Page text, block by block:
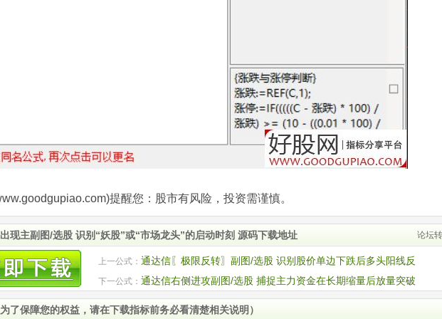
提醒您：股市有风险，投资需谨慎。
现主副图/选股 识别“妖股”或“市场龙头”的启动时刻 源码下载地址 论坛
上一公式： 通达信〖极限反转〗副图/选股 识别股价单边下跌后多头阳线反
击 源码
下一公式： 通达信右侧进攻副图/选股 捕捉主力资金在长期缩量后放量突破
启动 源码
了保障您的权益，请在下载指标前务必看清楚相关说明）